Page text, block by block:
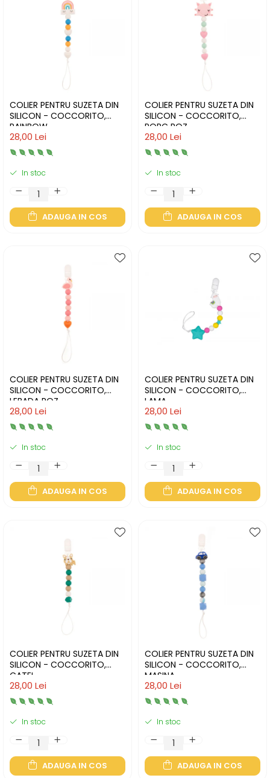
COLIER PENTRU SUZETA DIN
SILICON - COCCORITO,
RAINBOW
28,00 Lei
In stoc
ADAUGA IN COS
COLIER PENTRU SUZETA DIN
SILICON - COCCORITO,
PORC ROZ
28,00 Lei
In stoc
ADAUGA IN COS
COLIER PENTRU SUZETA DIN
SILICON - COCCORITO,
LEBADA ROZ
28,00 Lei
In stoc
ADAUGA IN COS
COLIER PENTRU SUZETA DIN
SILICON - COCCORITO,
LAMA
28,00 Lei
In stoc
ADAUGA IN COS
COLIER PENTRU SUZETA DIN
SILICON - COCCORITO,
CATEL
28,00 Lei
In stoc
ADAUGA IN COS
COLIER PENTRU SUZETA DIN
SILICON - COCCORITO,
MASINA
28,00 Lei
In stoc
ADAUGA IN COS